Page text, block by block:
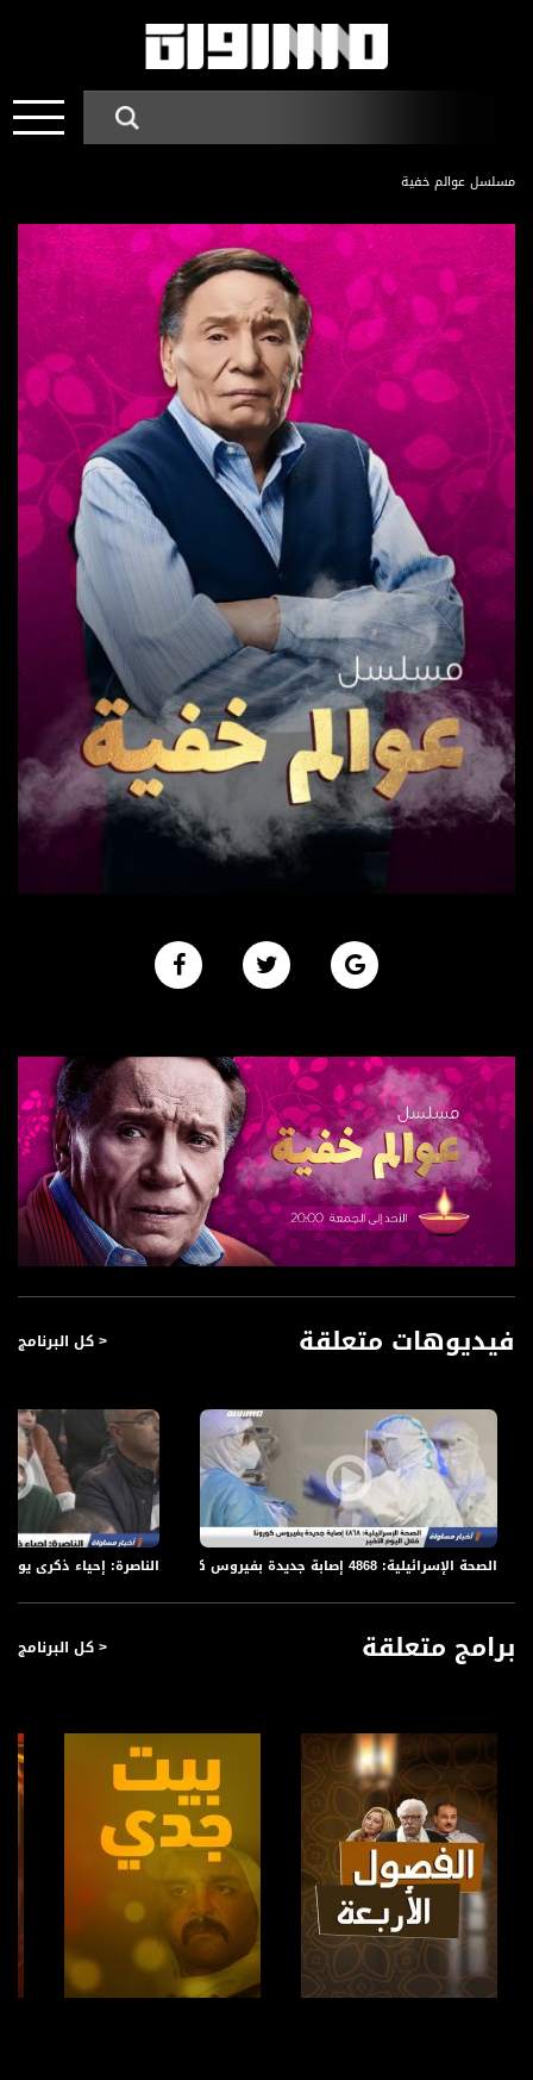
مسلسل عوالم خفية
فيديوهات متعلقة < كل البرنامج
الناصرة: إحياء ذكرى يوم الصحة الإسرائيلية: 4868 إصابة جديدة بفيروس كورونا خلال اليوم الأخير،اخبارمساواة،25.01.21،قناة مساواة
برامج متعلقة < كل البرنامج